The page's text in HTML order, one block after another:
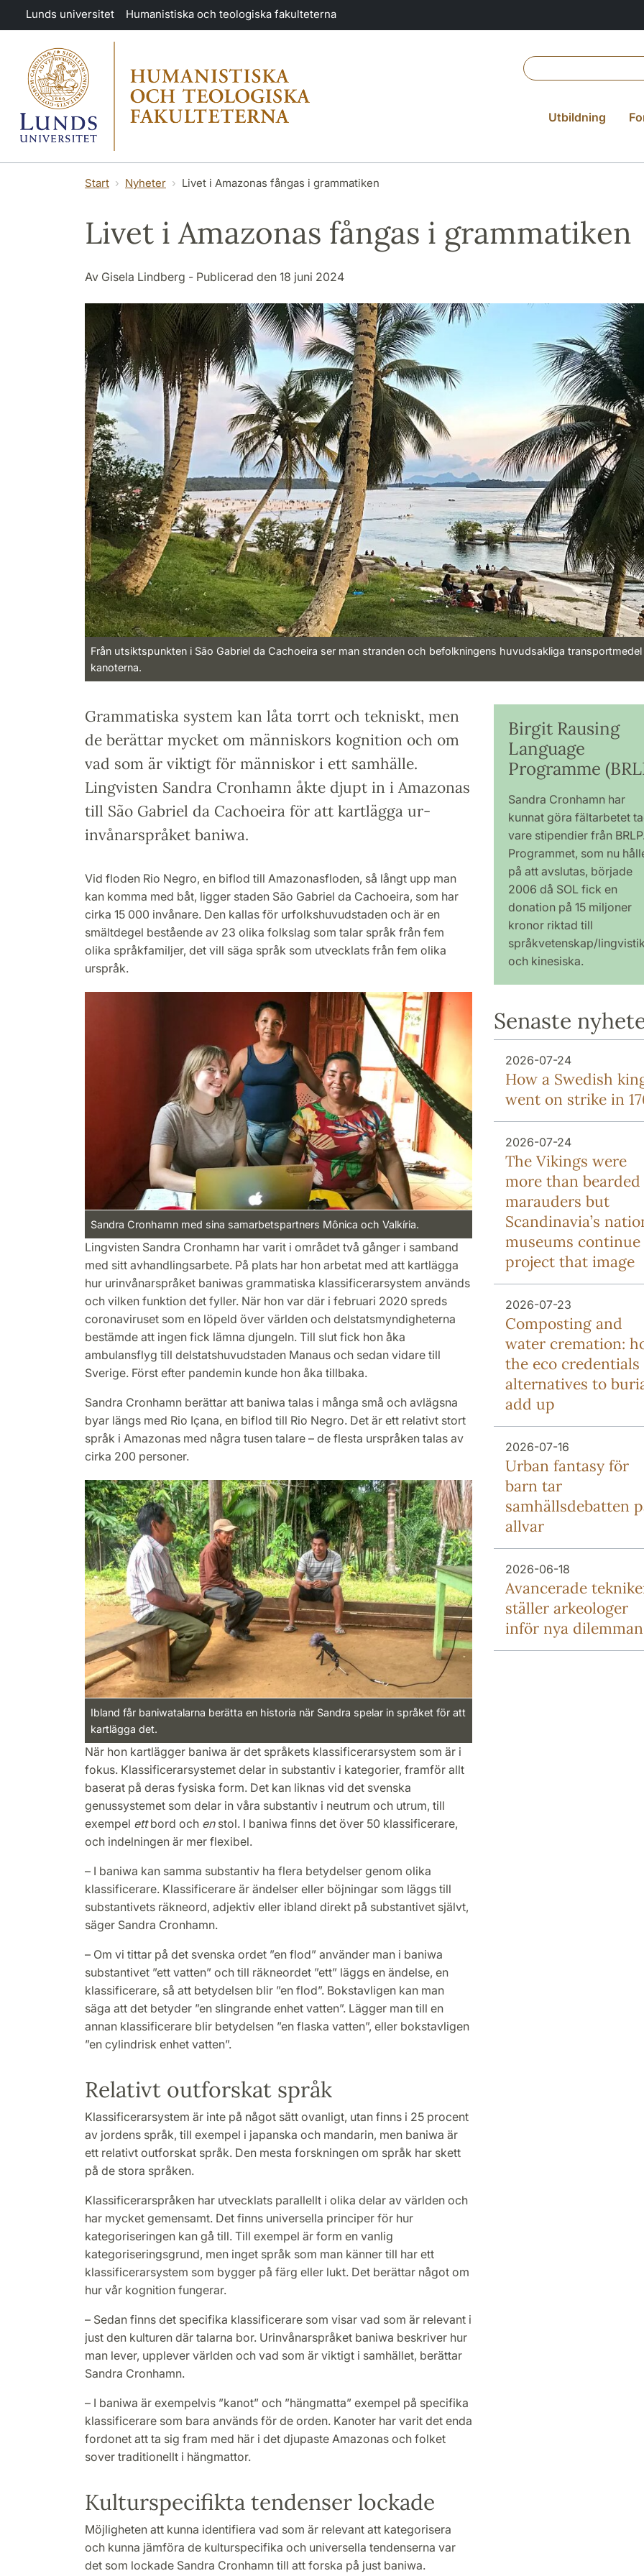
Hoppa till huvudinnehåll
Lunds universitet Humanistiska och teologiska fakulteterna
Utbildning
Start Nyheter Livet i Amazonas fångas i grammatiken
Livet i Amazonas fångas i grammatiken
Av Gisela Lindberg - Publicerad den 18 juni 2024
Från utsiktspunkten i São Gabriel da Cachoeira ser man stranden och befolkningens huvudsakliga transportmedel
kanoterna.
Grammatiska system kan låta torrt och tekniskt, men
de berättar mycket om människors kognition och om
vad som är viktigt för människor i ett samhälle.
Lingvisten Sandra Cronhamn åkte djupt in i Amazonas
till São Gabriel da Cachoeira för att kartlägga ur­
invånarspråket baniwa.
Vid floden Rio Negro, en biflod till Amazonasfloden, så långt upp man
kan komma med båt, ligger staden São Gabriel da Cachoeira, som har
cirka 15 000 invånare. Den kallas för urfolkshuvudstaden och är en
smältdegel bestående av 23 olika folkslag som talar språk från fem
olika språkfamiljer, det vill säga språk som utvecklats från fem olika
urspråk.
Sandra Cronhamn med sina samarbetspartners Mônica och Valkíria.
Lingvisten Sandra Cronhamn har varit i området två gånger i samband
med sitt avhandlingsarbete. På plats har hon arbetat med att kartlägga
hur urinvånarspråket baniwas grammatiska klassificerarsystem används
och vilken funktion det fyller. När hon var där i februari 2020 spreds
corona­viruset som en löpeld över världen och delstatsmyndigheterna
bestämde att ingen fick lämna djungeln. Till slut fick hon åka
ambulansflyg till delstatshuvudstaden ­Manaus och sedan vidare till
Sverige. Först efter pandemin kunde hon åka tillbaka.
Sandra Cronhamn berättar att baniwa talas i många små och avlägsna
byar längs med Rio Içana, en biflod till Rio Negro. Det är ett relativt stort
språk i Amazonas med några tusen talare – de flesta urspråken talas av
cirka 200 personer.
Ibland får baniwatalarna berätta en historia när Sandra spelar in språket för att
kartlägga det.
När hon kartlägger baniwa är det språkets klassificerarsystem som är i
fokus. Klassificerarsystemet delar in substantiv i kategorier, framför allt
baserat på deras fysiska form. Det kan liknas vid det svenska
genussystemet som delar in våra substantiv i neutrum och utrum, till
exempel ettbord och enstol. I baniwa finns det över 50 klassificerare,
och indelningen är mer flexibel.
– I baniwa kan samma substantiv ha flera betydelser genom olika
klassificerare. Klassificerare är ändelser eller böjningar som läggs till
substantivets räkneord, adjektiv eller ibland direkt på substantivet självt,
säger Sandra Cronhamn.
– Om vi tittar på det svenska ordet ”en flod” använder man i baniwa
substantivet ”ett vatten” och till räkneordet ”ett” läggs en ändelse, en
klassificerare, så att betydelsen blir ”en flod”. Bokstavligen kan man
säga att det betyder ”en slingrande enhet vatten”. Lägger man till en
annan klassificerare blir betydelsen ”en flaska vatten”, eller bokstavligen
”en cylindrisk enhet vatten”.
Relativt outforskat språk
Klassificerarsystem är inte på något sätt ovanligt, utan finns i 25 procent
av jordens språk, till exempel i japanska och mandarin, men baniwa är
ett relativt outforskat språk. Den mesta forskningen om språk har skett
på de stora språken.
Klassificerarspråken har utvecklats parallellt i olika delar av världen och
har mycket gemensamt. Det finns universella principer för hur
kategoriseringen kan gå till. Till exempel är form en vanlig
kategoriseringsgrund, men inget språk som man känner till har ett
klassificerarsystem som bygger på färg eller lukt. Det berättar något om
hur vår kognition fungerar.
– Sedan finns det specifika klassificerare som visar vad som är relevant i
just den kulturen där talarna bor. Urinvånarspråket baniwa beskriver hur
man lever, upplever världen och vad som är viktigt i samhället, berättar
Sandra Cronhamn.
– I baniwa är exempelvis ”kanot” och ”hängmatta” exempel på specifika
klassificerare som bara används för de orden. Kanoter har varit det enda
fordonet att ta sig fram med här i det djupaste Amazonas och folket
sover traditionellt i hängmattor.
Kulturspecifikta tendenser lockade
Möjligheten att kunna identifiera vad som är relevant att kategorisera
och kunna jämföra de kulturspecifika och universella tendenserna var
det som lockade Sandra Cronhamn till att forska på just baniwa.
Birgit Rausing
Language
Programme
Sandra Cronhamn har
kunnat göra fältarbetet
vare stipendier från BRLP.
Programmet, som nu
på att avslutas, började
2006 då SOL fick en
donation på 15 miljoner
kronor riktad till
språkvetenskap/lingvistik
och kinesiska.
Senaste
2026-07-24
How a Swedish
went on strike in
2026-07-24
The Vikings were
more than bearded
marauders but
Scandinavia’s
museums
project that image
2026-07-23
Composting and
water cremation:
the eco credentials
alternatives to
add up
2026-07-16
Urban fantasy för
barn tar
samhällsdebatten
allvar
2026-06-18
Avancerade
ställer arkeologer
inför nya dilemman